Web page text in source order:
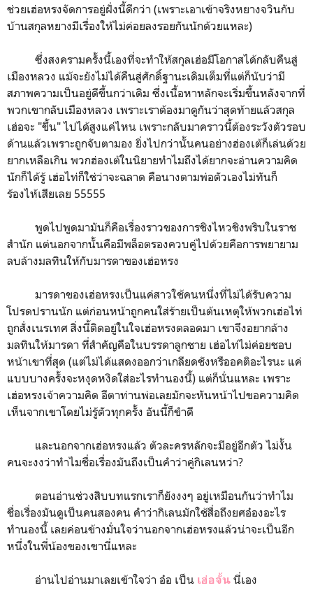
ช่วยเฮ่อหรงจัดการอยู่ฝั่งนี้ดีกว่า (เพราะเอาเข้าจริงหยางจวินกับ
บ้านสกุลหยางมีเรื่องให้ไม่ค่อยลงรอยกันนักด้วยแหละ)
ซึ่งสงครามครั้งนี้เองที่จะทำให้สกุลเฮ่อมีโอกาสได้กลับคืนสู่
เมืองหลวง แม้จะยังไม่ได้คืนสู่ศักดิ์ฐานะเดิมเต็มที่แต่ก็นับว่ามี
สภาพความเป็นอยู่ดีขึ้นกว่าเดิม ซึ่งเนื้อหาหลักจะเริ่มขึ้นหลังจากที่
พวกเขากลับเมืองหลวง เพราะเราต้องมาดูกันว่าสุดท้ายแล้วสกุล
เฮ่อจะ "ขึ้น" ไปได้สูงแค่ไหน เพราะกลับมาคราวนี้ต้องระวังตัวรอบ
ด้านแล้วเพราะถูกจับตามอง ยิ่งไปกว่านั้นคนอย่างฮ่องเต้ก็เล่นด้วย
ยากเหลือเกิน พวกฮ่องเต้ในนิยายทำไมถึงได้ยากจะอ่านความคิด
นักก็ได้รู้ เฮ่อไท่ก็ใช่ว่าจะฉลาด คือนางตามพ่อตัวเองไม่ทันก็
ร้องไห้เสียเลย 55555
พูดไปพูดมามันก็คือเรื่องราวของการชิงไหวชิงพริบในราช
สำนัก แต่นอกจากนั้นคือมีพล็อตรองควบคู่ไปด้วยคือการพยายาม
ลบล้างมลทินให้กับมารดาของเฮ่อหรง
มารดาของเฮ่อหรงเป็นแค่สาวใช้คนหนึ่งที่ไม่ได้รับความ
โปรดปรานนัก แต่ก่อนหน้าถูกคนใส่ร้ายเป็นต้นเหตุให้พวกเฮ่อไท่
ถูกสั่งเนรเทศ สิ่งนี้ติดอยู่ในใจเฮ่อหรงตลอดมา เขาจึงอยากล้าง
มลทินให้มารดา ที่สำคัญคือในบรรดาลูกชาย เฮ่อไท่ไม่ค่อยชอบ
หน้าเขาที่สุด (แต่ไม่ได้แสดงออกว่าเกลียดชังหรืออคติอะไรนะ แค่
แบบบางครั้งจะหงุดหงิดใส่อะไรทำนองนี้) แต่ก็นั่นแหละ เพราะ
เฮ่อหรงเจ้าความคิด อีตาท่านพ่อเลยมักจะหันหน้าไปขอความคิด
เห็นจากเขาโดยไม่รู้ตัวทุกครั้ง อันนี้ก็ขำดี
และนอกจากเฮ่อหรงแล้ว ตัวละครหลักจะมีอยู่อีกตัว ไม่งั้น
คนจะงงว่าทำไมชื่อเรื่องมันถึงเป็นคำว่าคู่กิเลนหว่า?
ตอนอ่านช่วงสิบบทแรกเราก็ยังงงๆ อยู่เหมือนกันว่าทำไม
ชื่อเรื่องมันดูเป็นคนสองคน คำว่ากิเลนมักใช้สื่อถึงยศอ๋องอะไร
ทำนองนี้ เลยค่อนข้างมั่นใจว่านอกจากเฮ่อหรงแล้วน่าจะเป็นอีก
หนึ่งในพี่น้องของเขานี่แหละ
อ่านไปอ่านมาเลยเข้าใจว่า อ๋อ เป็น เฮ่อจั้น นี่เอง